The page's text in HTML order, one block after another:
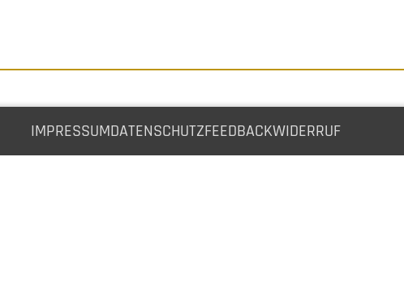
IMPRESSUMDATENSCHUTZFEEDBACKWIDERRUF